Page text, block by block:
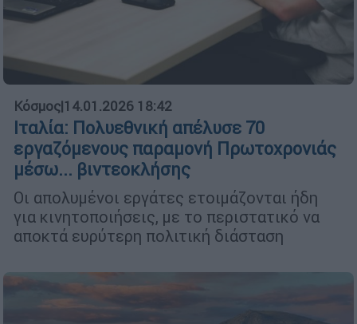
Κόσμος|14.01.2026 18:42
Ιταλία: Πολυεθνική απέλυσε 70
εργαζόμενους παραμονή Πρωτοχρονιάς
μέσω... βιντεοκλήσης
Οι απολυμένοι εργάτες ετοιμάζονται ήδη
για κινητοποιήσεις, με το περιστατικό να
αποκτά ευρύτερη πολιτική διάσταση